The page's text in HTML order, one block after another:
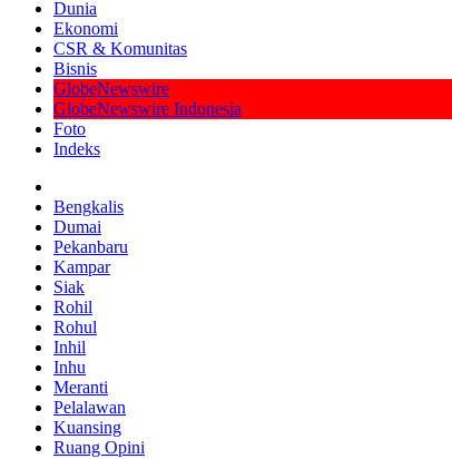
Dunia
Ekonomi
CSR & Komunitas
Bisnis
GlobeNewswire
GlobeNewswire Indonesia
Foto
Indeks
Bengkalis
Dumai
Pekanbaru
Kampar
Siak
Rohil
Rohul
Inhil
Inhu
Meranti
Pelalawan
Kuansing
Ruang Opini